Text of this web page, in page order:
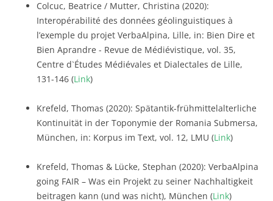
Colcuc, Beatrice / Mutter, Christina (2020):
Interopérabilité des données géolinguistiques à
l’exemple du projet VerbaAlpina, Lille, in: Bien Dire et
Bien Aprandre - Revue de Médiévistique, vol. 35,
Centre d`Études Médiévales et Dialectales de Lille,
131-146 (Link)
Krefeld, Thomas (2020): Spätantik-frühmittelalterliche
Kontinuität in der Toponymie der Romania Submersa,
München, in: Korpus im Text, vol. 12, LMU (Link)
Krefeld, Thomas & Lücke, Stephan (2020): VerbaAlpina
going FAIR – Was ein Projekt zu seiner Nachhaltigkeit
beitragen kann (und was nicht), München (Link)